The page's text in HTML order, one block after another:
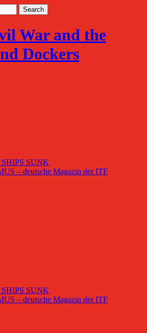
War and the
Dockers
SUNK
– deutsche Magazin der ITF
SUNK
– deutsche Magazin der ITF